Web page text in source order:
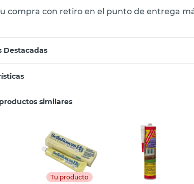
compra con retiro en el punto de entrega
Destacadas
similares
Tu producto